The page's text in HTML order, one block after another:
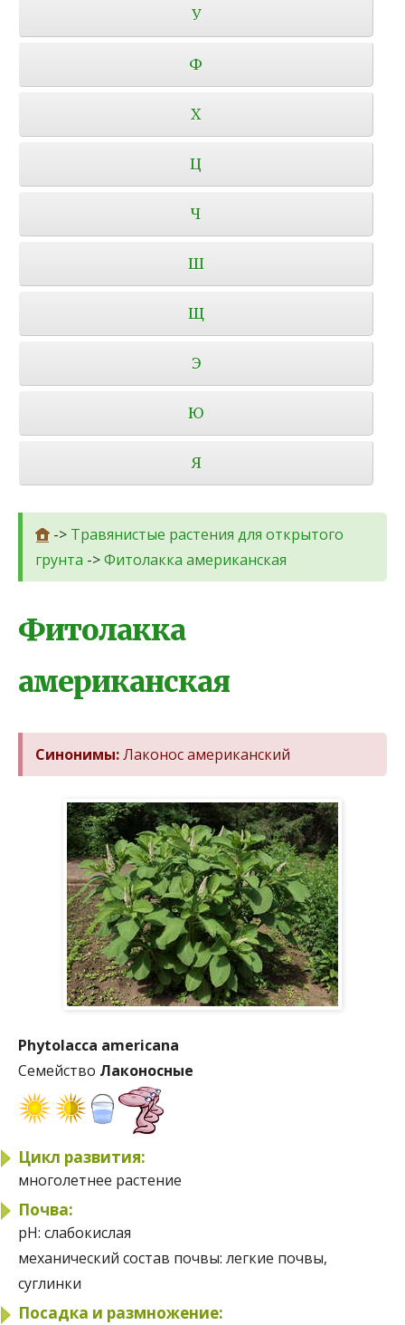
У
Ф
Х
Ц
Ч
Ш
Щ
Э
Ю
Я
-> Травянистые растения для открытого
грунта ->Фитолакка американская
Фитолакка
американская
Синонимы:Лаконос американский
Phytolacca americana
Семейство Лаконосные
Цикл развития:
многолетнее растение
Почва:
pH: слабокислая
механический состав почвы: легкие почвы,
суглинки
Посадка и размножение: